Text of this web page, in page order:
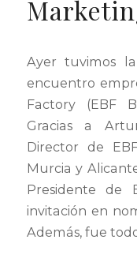
Ayer tuvimos
encuentro
Factory (EBF
Gracias a
Director de
Murcia y
Presidente de
invitación en
Además, fue